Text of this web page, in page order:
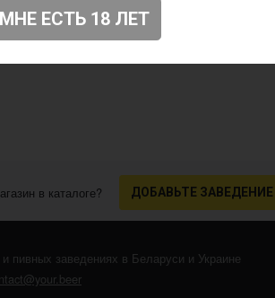
в каталоге? ДОБАВЬТЕ ЗАВЕДЕНИЕ
заведениях в Беларуси и Украине
МНЕ ЕСТЬ 18 ЛЕТ